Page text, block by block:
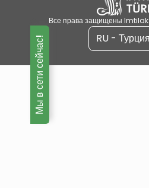
Все права защищены
RU - Турция
Мы в сети сейчас!